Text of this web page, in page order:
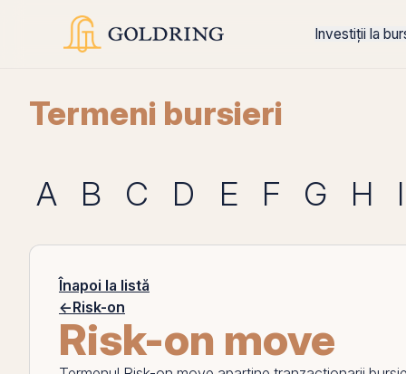
Investiții la
Termeni bursieri
A B C D E F G H I
Înapoi la listă
←Risk-on
Risk-on move